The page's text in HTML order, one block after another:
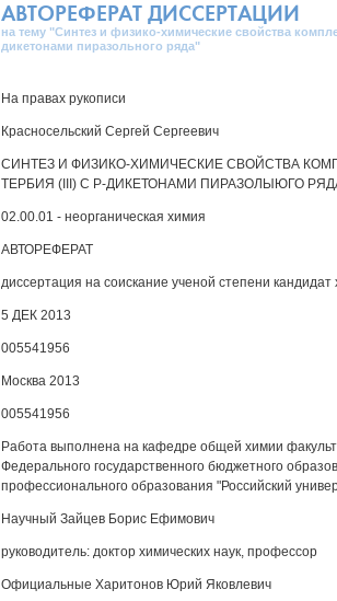
АВТОРЕФЕРАТ ДИССЕРТАЦИИ
на тему "Синтез и физико-химические свойства
дикетонами пиразольного ряда"
На правах рукописи
Красносельский Сергей Сергеевич
СИНТЕЗ И ФИЗИКО-ХИМИЧЕСКИЕ СВОЙСТВА
ТЕРБИЯ (III) С Р-ДИКЕТОНАМИ ПИРАЗОЛЫЮГО
02.00.01 - неорганическая химия
АВТОРЕФЕРАТ
диссертация на соискание ученой степени кандидат
5 ДЕК 2013
005541956
Москва 2013
005541956
Работа выполнена на кафедре общей химии
Федерального государственного бюджетного
профессионального образования "Российский
Научный Зайцев Борис Ефимович
руководитель: доктор химических наук, профессор
Официальные Харитонов Юрий Яковлевич